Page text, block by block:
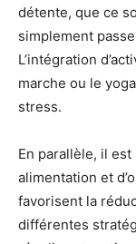
détente, que ce
simplement
L’intégration
marche ou le
stress.
En parallèle, il
alimentation et
favorisent la
différentes